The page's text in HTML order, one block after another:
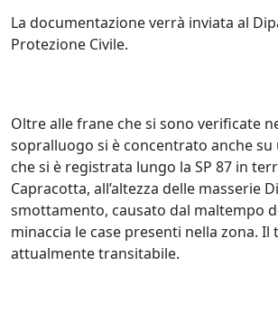
La documentazione verrà inviata al
Protezione Civile.
Oltre alle frane che si sono verificate
sopralluogo si è concentrato anche su
che si è registrata lungo la SP 87 in
Capracotta, all’altezza delle masserie
smottamento, causato dal maltempo
minaccia le case presenti nella zona.
attualmente transitabile.